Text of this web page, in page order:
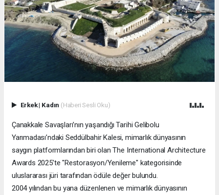
Erkek| Kadın (Haberi Sesli Oku)
Çanakkale Savaşları’nın yaşandığı Tarihi Gelibolu
Yarımadası’ndaki Seddülbahir Kalesi, mimarlık dünyasının
saygın platformlarından biri olan The International Architecture
Awards 2025’te "Restorasyon/Yenileme" kategorisinde
uluslararası jüri tarafından ödüle değer bulundu.
2004 yılından bu yana düzenlenen ve mimarlık dünyasının